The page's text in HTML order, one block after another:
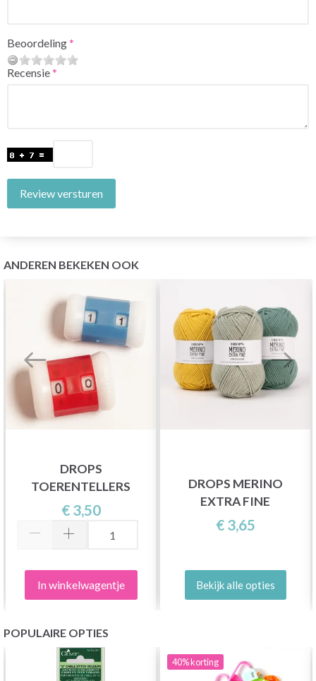
Beoordeling
Recensie
Review versturen
ANDEREN BEKEKEN OOK
DROPS
TOERENTELLERS
€ 3,50
In winkelwagentje
DROPS MERINO
EXTRA FINE
€ 3,65
Bekijk alle opties
POPULAIRE OPTIES
40%korting